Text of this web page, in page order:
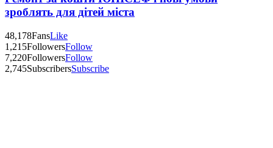
зроблять для дітей міста
48,178FansLike
1,215FollowersFollow
7,220FollowersFollow
2,745SubscribersSubscribe